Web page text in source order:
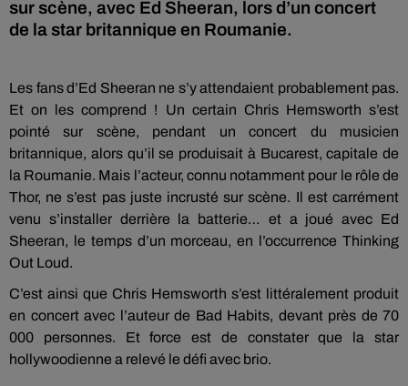
sur scène, avec Ed Sheeran, lors d’un concert
de la star britannique en Roumanie.
Les fans d’Ed Sheeran ne s’y attendaient probablement pas.
Et on les comprend ! Un certain Chris Hemsworth s’est
pointé sur scène, pendant un concert du musicien
britannique, alors qu’il se produisait à Bucarest, capitale de
la Roumanie. Mais l’acteur, connu notamment pour le rôle de
Thor, ne s’est pas juste incrusté sur scène. Il est carrément
venu s’installer derrière la batterie… et a joué avec Ed
Sheeran, le temps d’un morceau, en l’occurrence Thinking
Out Loud.
C’est ainsi que Chris Hemsworth s’est littéralement produit
en concert avec l’auteur de Bad Habits, devant près de 70
000 personnes. Et force est de constater que la star
hollywoodienne a relevé le défi avec brio.